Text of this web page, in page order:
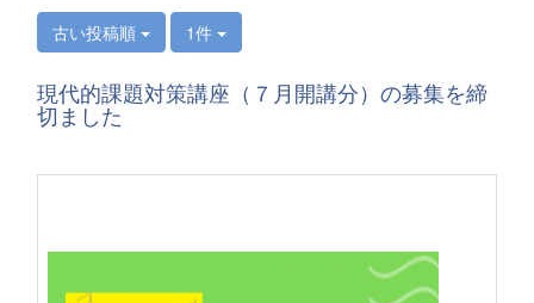
古い投稿順 1件
現代的課題対策講座（７月開講分）の募集を締
切ました